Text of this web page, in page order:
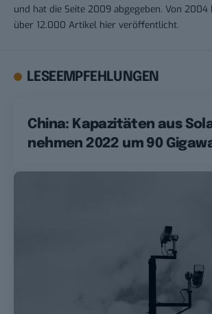
und hat die Seite 2009 abgegeben. Von
über 12.000 Artikel hier veröffentlicht.
LESEEMPFEHLUNGEN
China: Kapazitäten aus
nehmen 2022 um 90